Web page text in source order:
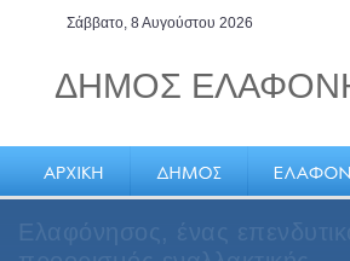
Σάββατο, 8 Αυγούστου 2026
ΔΗΜΟΣ